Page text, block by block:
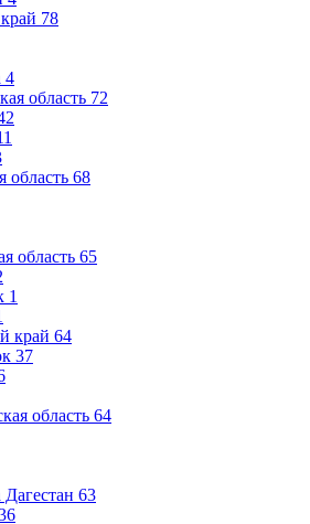
78
4
область 72
область 68
область 65
1
край 64
37
область 64
63